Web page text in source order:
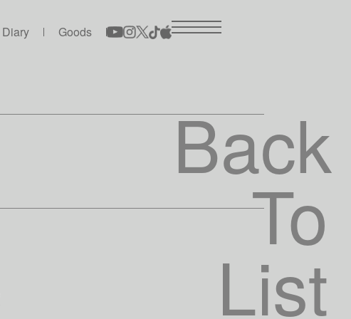
Diary Goods
Back
To
List